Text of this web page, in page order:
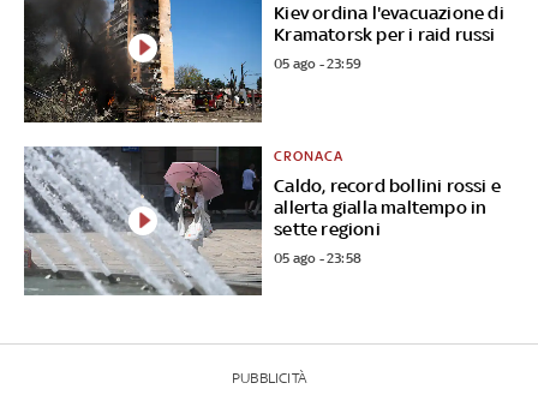
Kiev ordina l'evacuazione di
Kramatorsk per i raid russi
05 ago - 23:59
Caldo, record bollini rossi e
allerta gialla maltempo in
sette regioni
CRONACA
05 ago - 23:58
PUBBLICITÀ